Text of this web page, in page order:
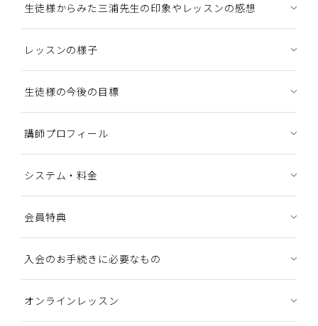
生徒様からみた三浦先生の印象やレッスンの感想
レッスンの様子
生徒様の今後の目標
講師プロフィール
システム・料金
会員特典
入会のお手続きに必要なもの
オンラインレッスン